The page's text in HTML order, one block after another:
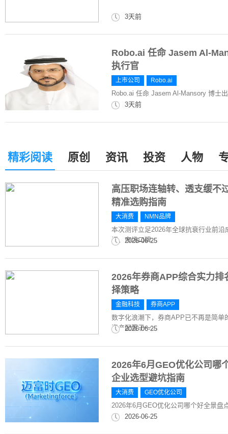
3天前
Robo.ai 任命 Jasem Al-
执行官
上市公司 Robo.ai
Robo.ai 任命 Jasem Al-Mansory 博士
3天前
精彩阅读 原创 资讯 投资 人物
高压职场连轴转、透支缓不
精准选购指南
大消费 NMN品牌
本次测评立足2026年全球抗衰行业前
证、市场口碑...
2026-06-25
2026年券商APP综合实力排
择策略
金融科技 券商APP
数字化浪潮下，券商APP已不再是简单
资产配置于一...
2026-06-25
2026年6月GEO优化公司哪
企业选型避坑指南
大消费 GEO优化公司
2026年6月GEO优化公司哪个好全景盘
2026-06-25